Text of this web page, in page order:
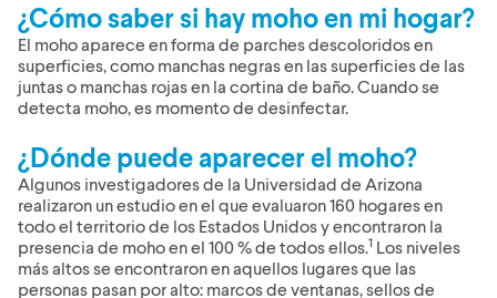
¿Cómo saber si hay moho en mi hogar?
El moho aparece en forma de parches descoloridos en
superficies, como manchas negras en las superficies de las
juntas o manchas rojas en la cortina de baño. Cuando se
detecta moho, es momento de desinfectar.
¿Dónde puede aparecer el moho?
Algunos investigadores de la Universidad de Arizona
realizaron un estudio en el que evaluaron 160 hogares en
todo el territorio de los Estados Unidos y encontraron la
presencia de moho en el 100 % de todos ellos.1 Los niveles
más altos se encontraron en aquellos lugares que las
personas pasan por alto: marcos de ventanas, sellos de